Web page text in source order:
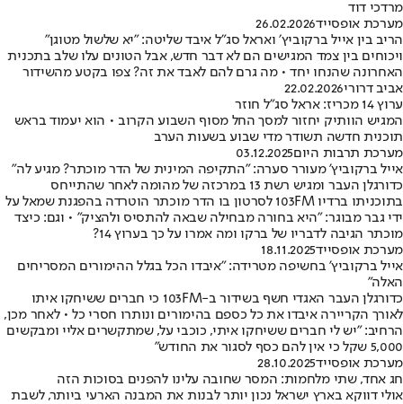
מרדכי דוד
מערכת אופסייד26.02.2026
הריב בין אייל ברקוביץ׳ ואראל סג"ל איבד שליטה: ״יא שלשול מטוגן״
ויכוחים בין צמד המגישים הם לא דבר חדש, אבל הטונים עלו שלב בתכנית
האחרונה שהנחו יחד • מה גרם להם לאבד את זה? צפו בקטע מהשידור
אביב דרורי22.02.2026
ערוץ 14 מכריז: אראל סג"ל חוזר
המגיש הוותיק יחזור למסך החל מסוף השבוע הקרוב • הוא יעמוד בראש
תוכנית חדשה תשודר מדי שבוע בשעות הערב
מערכת תרבות היום03.12.2025
אייל ברקוביץ' מעורר סערה: "התקיפה המינית של הדר מוכתר? מגיע לה"
כדורגלן העבר ומגיש רשת 13 במרכזה של מהומה לאחר שהתייחס
בתוכניתו ברדיו 103FM לסרטון בו הדר מוכתר הוטרדה בהפגנת שמאל על
ידי גבר מבוגר: "היא בחורה מבחילה שבאה להתסיס ולהציק" • וגם: כיצד
מוכתר הגיבה לדבריו של ברקו ומה אמרו על כך בערוץ 14?
מערכת אופסייד18.11.2025
אייל ברקוביץ' בחשיפה מטרידה: "איבדו הכל בגלל ההימורים המסריחים
האלה"
כדורגלן העבר האגדי חשף בשידור ב-103FM כי חברים ששיחקו איתו
לאורך הקריירה איבדו את כל כספם בהימורים ונותרו חסרי כל • לאחר מכן,
הרחיב: "יש לי חברים ששיחקו איתי, כוכבי על, שמתקשרים אליי ומבקשים
5,000 שקל כי אין להם כסף לסגור את החודש"
מערכת אופסייד28.10.2025
חג אחד, שתי מלחמות: המסר שחובה עלינו להפנים בסוכות הזה
אולי דווקא בארץ ישראל נכון יותר לבנות את המבנה הארעי ביותר, לשבת